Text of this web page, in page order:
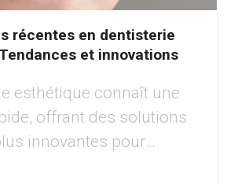
récentes en dentisterie
et innovations
esthétique connaît une
offrant des solutions
innovantes pour